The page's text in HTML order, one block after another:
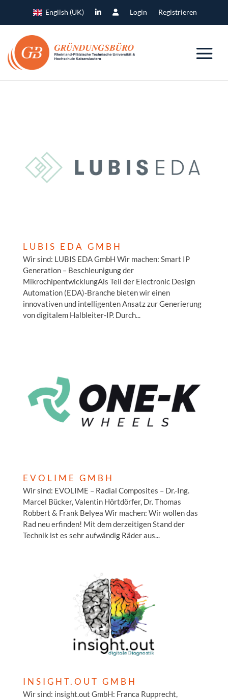
English (UK) Login Registrieren
LUBIS EDA GMBH
Wir sind: LUBIS EDA GmbH Wir machen: Smart IP
Generation – Beschleunigung der
MikrochipentwicklungAls Teil der Electronic Design
Automation (EDA)-Branche bieten wir einen
innovativen und intelligenten Ansatz zur Generierung
von digitalem Halbleiter-IP. Durch...
EVOLIME GMBH
Wir sind: EVOLIME – Radial Composites – Dr.-Ing.
Marcel Bücker, Valentin Hörtdörfer, Dr. Thomas
Robbert & Frank Belyea Wir machen: Wir wollen das
Rad neu erfinden! Mit dem derzeitigen Stand der
Technik ist es sehr aufwändig Räder aus...
INSIGHT.OUT GMBH
Wir sind: insight.out GmbH: Franca Rupprecht,